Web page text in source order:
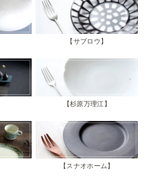
サブロウ
杉原万理江
スナオホーム